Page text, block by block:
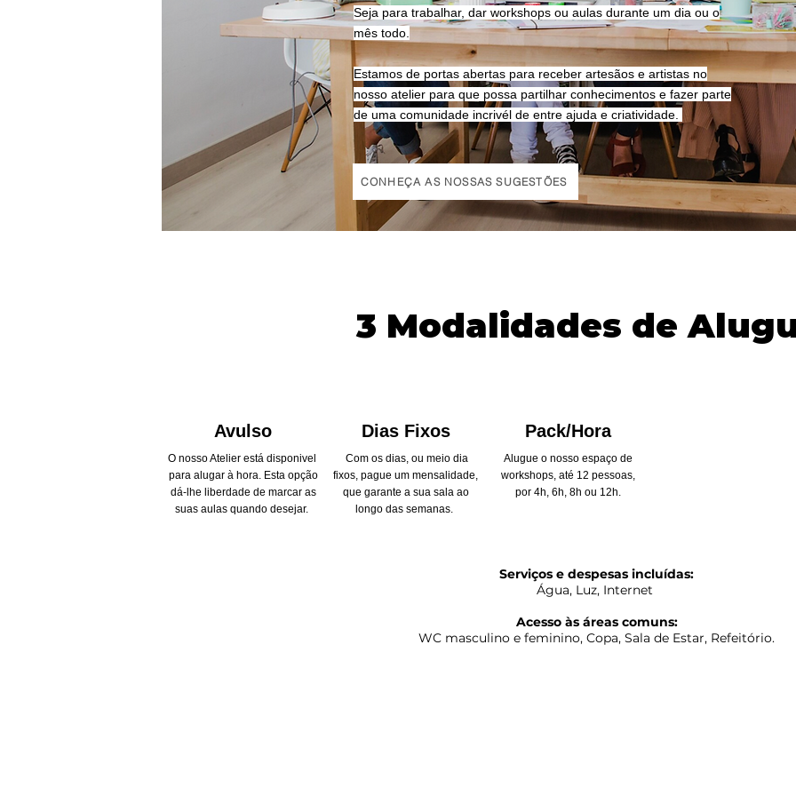
Seja para trabalhar, dar workshops ou aulas durante um dia ou o
mês todo.
Estamos de portas abertas para receber artesãos e artistas no
nosso atelier para que possa partilhar conhecimentos e fazer parte
de uma comunidade incrivél de entre ajuda e criatividade.
CONHEÇA AS NOSSAS SUGESTÕES
3 Modalidades de
Avulso
O nosso Atelier está disponivel
para alugar à hora. Esta opção
dá-lhe liberdade de marcar as
suas aulas quando desejar.
Dias Fixos
Com os dias, ou meio dia
fixos, pague um mensalidade,
que garante a sua sala ao
longo das semanas.
Pack/Hora
Alugue o nosso espaço de
workshops, até 12 pessoas,
por 4h, 6h, 8h ou 12h.
Serviços e despesas incluídas:
Água, Luz, Internet
Acesso às áreas comuns:
WC masculino e feminino, Copa, Sala de Estar, Refeitório.